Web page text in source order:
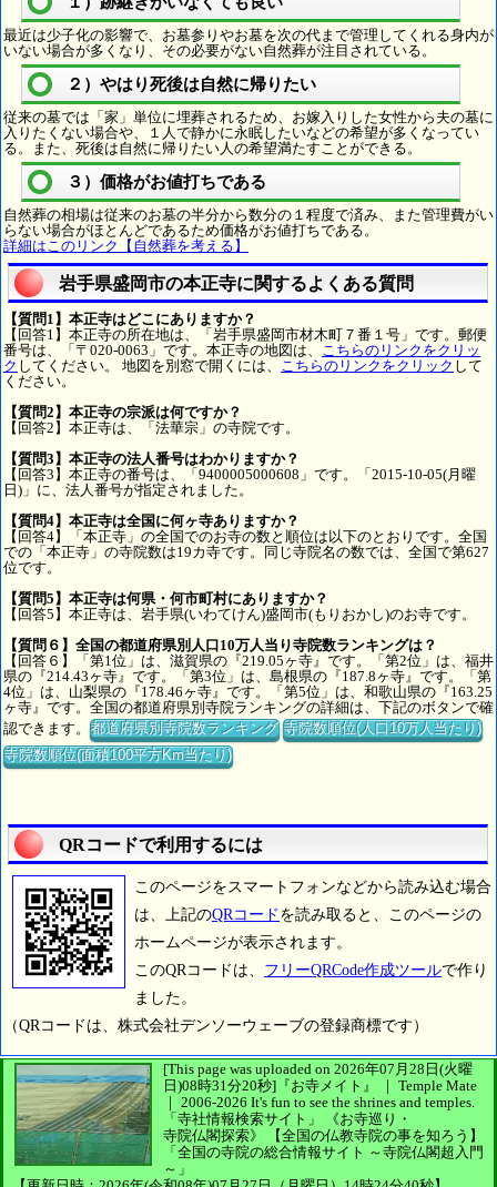
最近は少子化の影響で、お墓参りやお墓を次の代まで管理してくれる身内が
いない場合が多くなり、その必要がない自然葬が注目されている。
２）やはり死後は自然に帰りたい
従来の墓では「家」単位に埋葬されるため、お嫁入りした女性から夫の墓に
入りたくない場合や、１人で静かに永眠したいなどの希望が多くなってい
る。また、死後は自然に帰りたい人の希望満たすことができる。
３）価格がお値打ちである
自然葬の相場は従来のお墓の半分から数分の１程度で済み、また管理費がい
らない場合がほとんどであるため価格がお値打ちである。
詳細はこのリンク【自然葬を考える】
岩手県盛岡市の本正寺に関するよくある質問
【質問1】本正寺はどこにありますか？
【回答1】本正寺の所在地は、「岩手県盛岡市材木町７番１号」です。郵便
番号は、「〒020-0063」です。本正寺の地図は、 こちらのリンクをクリッ
ク してください。 地図を別窓で開くには、 こちらのリンクをクリック して
ください。
【質問2】本正寺の宗派は何ですか？
【回答2】本正寺は、「法華宗」の寺院です。
【質問3】本正寺の法人番号はわかりますか？
【回答3】本正寺の番号は、「9400005000608」です。「2015-10-05(月曜
日)」に、法人番号が指定されました。
【質問4】本正寺は全国に何ヶ寺ありますか？
【回答4】「本正寺」の全国でのお寺の数と順位は以下のとおりです。全国
での「本正寺」の寺院数は19カ寺です。同じ寺院名の数では、全国で第627
位です。
【質問5】本正寺は何県・何市町村にありますか？
【回答5】本正寺は、岩手県(いわてけん)盛岡市(もりおかし)のお寺です。
【質問６】全国の都道府県別人口10万人当り寺院数ランキングは？
【回答６】「第1位」は、滋賀県の『219.05ヶ寺』です。「第2位」は、福井
県の『214.43ヶ寺』です。「第3位」は、島根県の『187.8ヶ寺』です。「第
4位」は、山梨県の『178.46ヶ寺』です。「第5位」は、和歌山県の『163.25
ヶ寺』です。全国の都道府県別寺院ランキングの詳細は、下記のボタンで確
認できます。都道府県別寺院数ランキング 寺院数順位(人口10万人当たり)
寺院数順位(面積100平方Km当たり)
QRコードで利用するには
このページをスマートフォンなどから読み込む場合
は、上記のQRコード を読み取ると、このページの
ホームページが表示されます。
このQRコードは、 フリーQRCode作成ツールで作り
ました。
（QRコードは、株式会社デンソーウェーブの登録商標です）
[This page was uploaded on 2026年07月28日(火曜
日)08時31分20秒] 『お寺メイト』 ｜ Temple Mate
｜ 2006-2026 It's fun to see the shrines and temples.
「寺社情報検索サイト」
《お寺巡り・
寺院仏閣探索》
【全国の仏教寺院の事を知ろう】
「全国の寺院の総合情報サイト ～寺院仏閣超入門
～」